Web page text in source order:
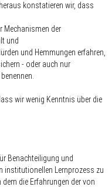
konstatieren wir, dass
Mechanismen der
und
und Hemmungen erfahren,
- oder auch nur
wir wenig Kenntnis über die
Benachteiligung und
institutionellen Lernprozess zu
die Erfahrungen der von